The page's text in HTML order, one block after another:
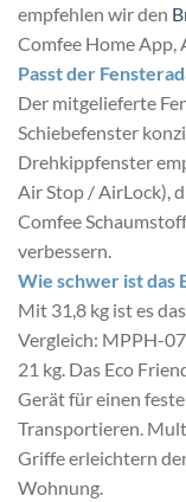
empfehlen wir den
Comfee Home App,
Passt der
Der mitgelieferte
Schiebefenster
Drehkippfenster
Air Stop / AirLock),
Comfee
verbessern.
Wie schwer ist das
Mit 31,8 kg ist es
Vergleich: MPPH-
21 kg. Das Eco
Gerät für einen
Transportieren.
Griffe erleichtern
Wohnung.